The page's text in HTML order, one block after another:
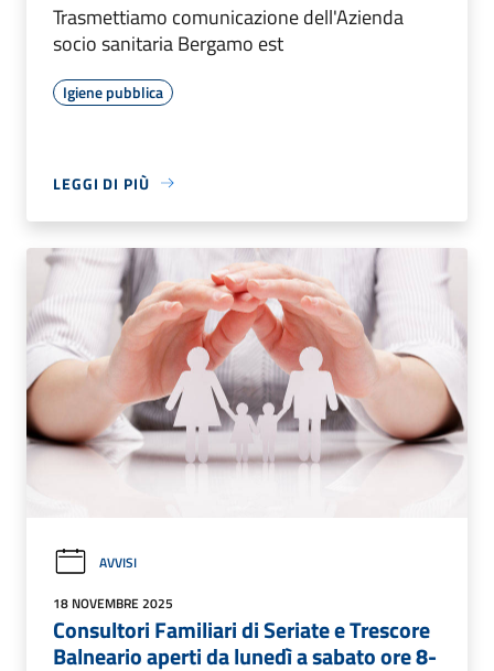
Trasmettiamo comunicazione dell'Azienda
socio sanitaria Bergamo est
Igiene pubblica
LEGGI DI PIÙ
AVVISI
18 NOVEMBRE 2025
Consultori Familiari di Seriate e Trescore
Balneario aperti da lunedì a sabato ore 8-